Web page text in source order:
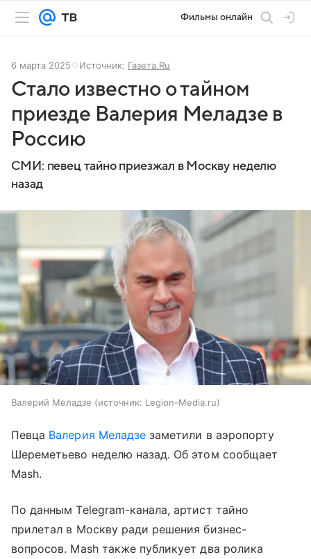
Фильмы онлайн
6 марта 2025 Источник: Газета.Ru
Стало известно о тайном
приезде Валерия Меладзе в
Россию
СМИ: певец тайно приезжал в Москву неделю
назад
Валерий Меладзе источник: Legion-Media.ru
Певца Валерия Меладзе заметили в аэропорту
Шереметьево неделю назад. Об этом сообщает
Mash.
По данным Telegram-канала, артист тайно
прилетал в Москву ради решения бизнес-
вопросов. Mash также публикует два ролика